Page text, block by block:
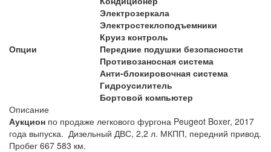
Опции
Электрозеркала
Электростеклоподъемники
Круиз контроль
Передние подушки безопасности
Противозаносная система
Анти-блокировочная система
Гидроусилитель
Бортовой компьютер
Описание
Аукцион по продаже легкового фургона Peugeot Boxer, 2017
года выпуска. Дизельный ДВС, 2,2 л. МКПП, передний привод.
Пробег 667 583 км.